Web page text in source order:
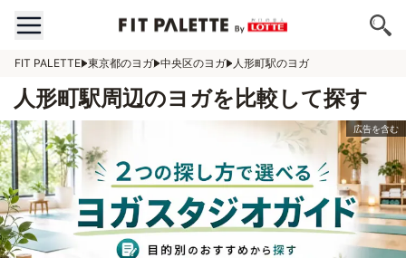
FIT PALETTE 東京都のヨガ 中央区のヨガ 人形町駅のヨガ
人形町駅周辺のヨガを比較して探す